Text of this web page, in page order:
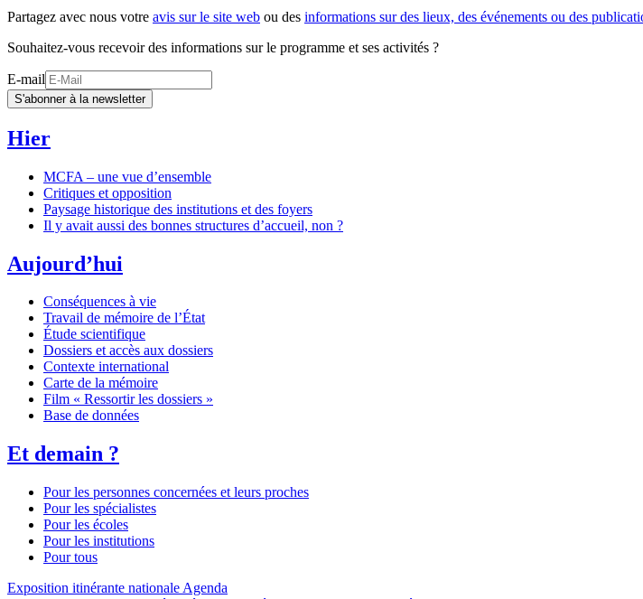
Partagez avec nous votre avis sur le site web ou des informations sur des lieux, des événements ou des
Souhaitez-vous recevoir des informations sur le programme et ses activités ?
E-mail
S'abonner à la newsletter
Hier
MCFA – une vue d’ensemble
Critiques et opposition
Paysage historique des institutions et des foyers
Il y avait aussi des bonnes structures d’accueil, non ?
Aujourd’hui
Conséquences à vie
Travail de mémoire de l’État
Étude scientifique
Dossiers et accès aux dossiers
Contexte international
Carte de la mémoire
Film « Ressortir les dossiers »
Base de données
Et demain ?
Pour les personnes concernées et leurs proches
Pour les spécialistes
Pour les écoles
Pour les institutions
Pour tous
Exposition itinérante nationale Agenda